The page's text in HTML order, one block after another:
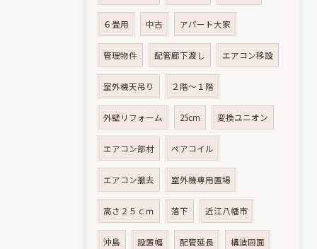
６畳用 中古 アパート大家
管理物件 配管廊下渡し エアコン移設
室外機天吊り ２階～１階
外壁リフォーム 25cm 変換ユニオン
エアコン部材 ペアコイル
エアコン撤去 室外機専用置場
高さ２５ｃｍ 落下 近江八幡市
沖島 設置幅 配管延長 構造図面